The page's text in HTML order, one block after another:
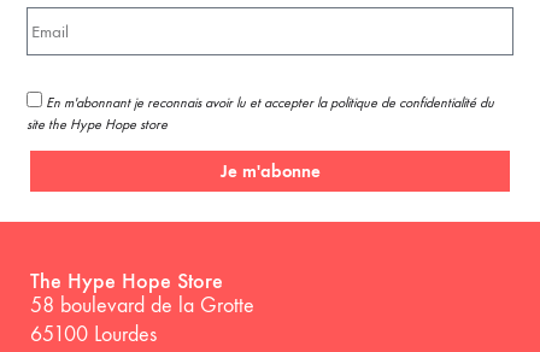
En m'abonnant je reconnais avoir lu et accepter la politique de confidentialité du
site the Hype Hope store
Je m'abonne
The Hype Hope Store
58 boulevard de la Grotte
65100 Lourdes